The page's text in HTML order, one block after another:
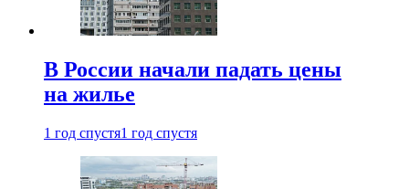
В России начали падать цены
на жилье
1 год спустя1 год спустя